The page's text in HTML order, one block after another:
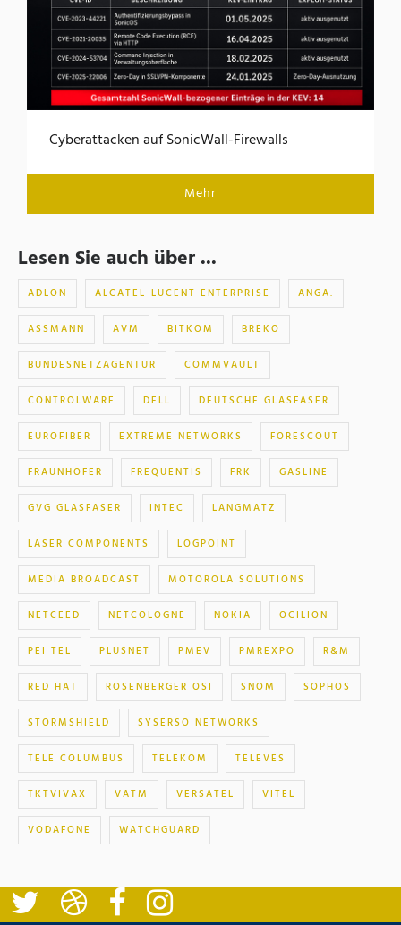
Cyberattacken auf SonicWall-Firewalls
Mehr
Lesen Sie auch über ...
ADLON ALCATEL-LUCENT ENTERPRISE ANGA.
ASSMANN AVM BITKOM BREKO
BUNDESNETZAGENTUR COMMVAULT
CONTROLWARE DELL DEUTSCHE GLASFASER
EUROFIBER EXTREME NETWORKS FORESCOUT
FRAUNHOFER FREQUENTIS FRK GASLINE
GVG GLASFASER INTEC LANGMATZ
LASER COMPONENTS LOGPOINT
MEDIA BROADCAST MOTOROLA SOLUTIONS
NETCEED NETCOLOGNE NOKIA OCILION
PEI TEL PLUSNET PMEV PMREXPO R&M
RED HAT ROSENBERGER OSI SNOM SOPHOS
STORMSHIELD SYSERSO NETWORKS
TELE COLUMBUS TELEKOM TELEVES
TKTVIVAX VATM VERSATEL VITEL
VODAFONE WATCHGUARD